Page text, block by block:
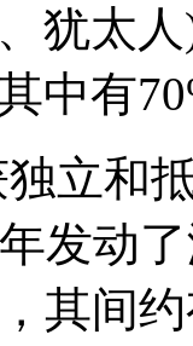
犹太
中有
立和
发动
其间